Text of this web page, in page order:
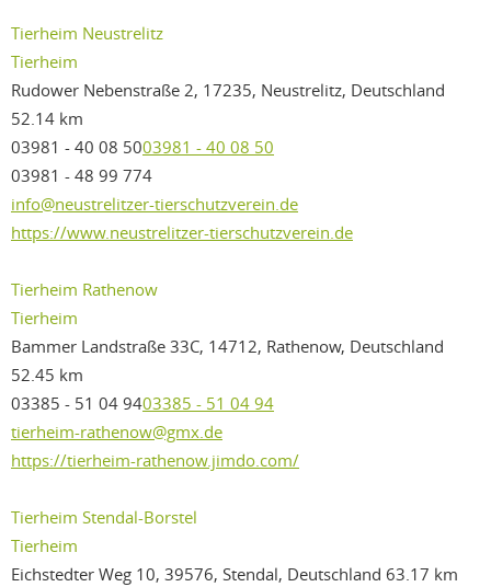
Tierheim Neustrelitz
Tierheim
Rudower Nebenstraße 2, 17235, Neustrelitz, Deutschland
52.14 km
03981 - 40 08 5003981 - 40 08 50
03981 - 48 99 774
info@neustrelitzer-tierschutzverein.de
https://www.neustrelitzer-tierschutzverein.de
Tierheim Rathenow
Tierheim
Bammer Landstraße 33C, 14712, Rathenow, Deutschland
52.45 km
03385 - 51 04 9403385 - 51 04 94
tierheim-rathenow@gmx.de
https://tierheim-rathenow.jimdo.com/
Tierheim Stendal-Borstel
Tierheim
Eichstedter Weg 10, 39576, Stendal, Deutschland 63.17 km